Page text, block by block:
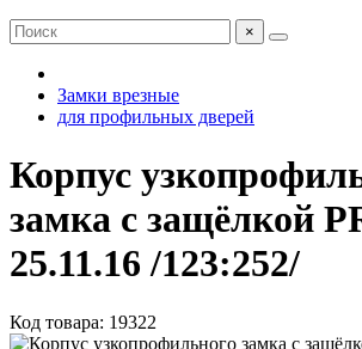
×
Замки врезные
для профильных дверей
Корпус
замка с защёлкой
25.11.16 /123:252/
Код товара: 19322